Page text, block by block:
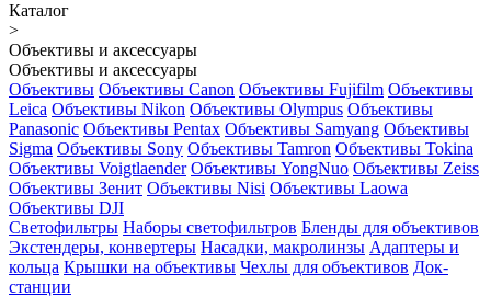
Каталог
>
Объективы и аксессуары
Объективы и аксессуары
Объективы Объективы Canon Объективы Fujifilm Объективы
Leica Объективы Nikon Объективы Olympus Объективы
Panasonic Объективы Pentax Объективы Samyang Объективы
Sigma Объективы Sony Объективы Tamron Объективы Tokina
Объективы Voigtlaender Объективы YongNuo Объективы Zeiss
Объективы Зенит Объективы Nisi Объективы Laowa
Объективы DJI
Светофильтры Наборы светофильтров Бленды для объективов
Экстендеры, конвертеры Насадки, макролинзы Адаптеры и
кольца Крышки на объективы Чехлы для объективов Док-
станции